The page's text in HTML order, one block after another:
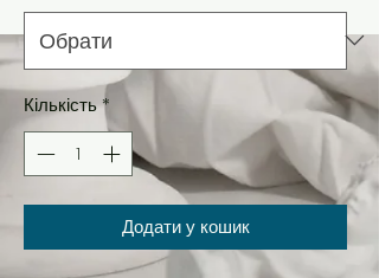
Кількість*
Додати у кошик